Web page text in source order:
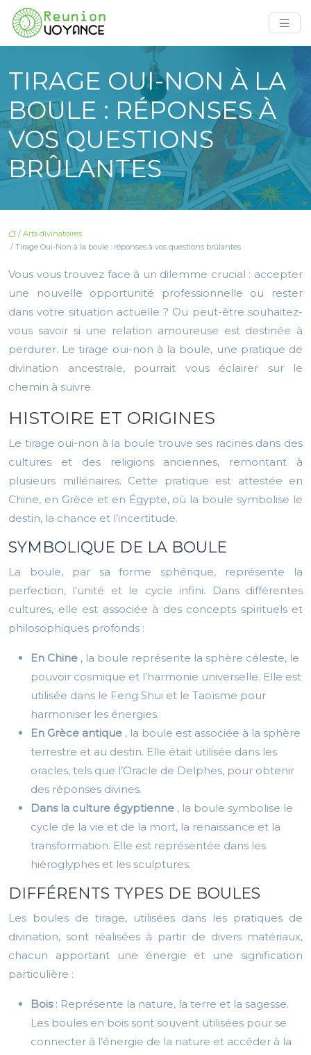
TIRAGE OUI-NON À LA
BOULE : RÉPONSES À
VOS QUESTIONS
BRÛLANTES
/ Arts divinatoires
/ Tirage Oui-Non à la boule : réponses à vos questions brûlantes
Vous vous trouvez face à un dilemme crucial : accepter
une nouvelle opportunité professionnelle ou rester
dans votre situation actuelle ? Ou peut-être souhaitez-
vous savoir si une relation amoureuse est destinée à
perdurer. Le tirage oui-non à la boule, une pratique de
divination ancestrale, pourrait vous éclairer sur le
chemin à suivre.
HISTOIRE ET ORIGINES
Le tirage oui-non à la boule trouve ses racines dans des
cultures et des religions anciennes, remontant à
plusieurs millénaires. Cette pratique est attestée en
Chine, en Grèce et en Égypte, où la boule symbolise le
destin, la chance et l’incertitude.
SYMBOLIQUE DE LA BOULE
La boule, par sa forme sphérique, représente la
perfection, l’unité et le cycle infini. Dans différentes
cultures, elle est associée à des concepts spirituels et
philosophiques profonds :
En Chine , la boule représente la sphère céleste, le
pouvoir cosmique et l’harmonie universelle. Elle est
utilisée dans le Feng Shui et le Taoïsme pour
harmoniser les énergies.
En Grèce antique , la boule est associée à la sphère
terrestre et au destin. Elle était utilisée dans les
oracles, tels que l’Oracle de Delphes, pour obtenir
des réponses divines.
Dans la culture égyptienne , la boule symbolise le
cycle de la vie et de la mort, la renaissance et la
transformation. Elle est représentée dans les
hiéroglyphes et les sculptures.
DIFFÉRENTS TYPES DE BOULES
Les boules de tirage, utilisées dans les pratiques de
divination, sont réalisées à partir de divers matériaux,
chacun apportant une énergie et une signification
particulière :
Bois : Représente la nature, la terre et la sagesse.
Les boules en bois sont souvent utilisées pour se
connecter à l’énergie de la nature et accéder à la